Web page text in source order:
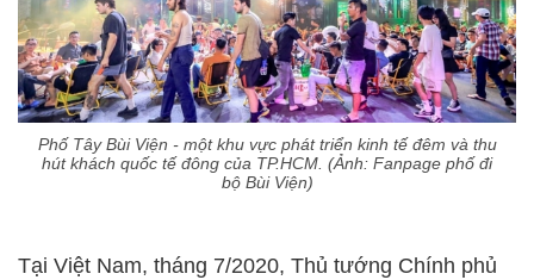
Phố Tây Bùi Viện - một khu vực phát triển kinh tế đêm và thu
hút khách quốc tế đông của TP.HCM. (Ảnh: Fanpage phố đi
bộ Bùi Viện)
Tại Việt Nam, tháng 7/2020, Thủ tướng Chính phủ